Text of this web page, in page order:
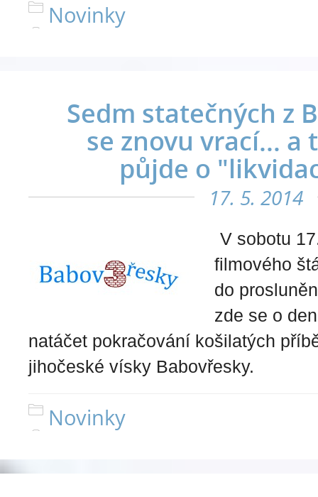
Novinky
Sedm statečných z
se znovu vrací...
půjde o
17. 5. 2014
V sobotu
filmového
do
zde se o
natáčet pokračování košilatých
jihočeské vísky Babovřesky.
Novinky